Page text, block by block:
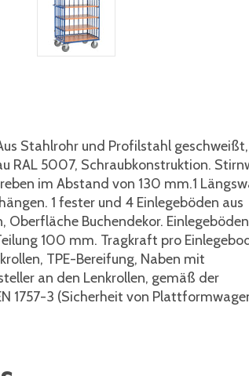
Stahlrohr und Profilstahl geschweißt,
RAL 5007, Schraubkonstruktion.
im Abstand von 130 mm.1
1 fester und 4 Einlegeböden aus
Buchendekor. Einlegeböden
100 mm. Tragkraft pro
TPE-Bereifung, Naben mit
an den Lenkrollen, gemäß der
1757-3 (Sicherheit von